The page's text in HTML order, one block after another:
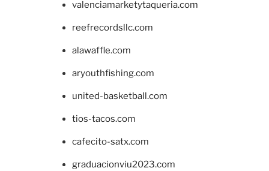
valenciamarketytaqueria.com
reefrecordsllc.com
alawaffle.com
aryouthfishing.com
united-basketball.com
tios-tacos.com
cafecito-satx.com
graduacionviu2023.com